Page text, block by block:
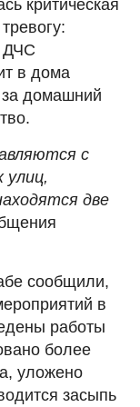
критическая
ДЧС
в дома
за домашний
с
улиц,
две
сообщили,
в
работы
более
уложено
засыпь